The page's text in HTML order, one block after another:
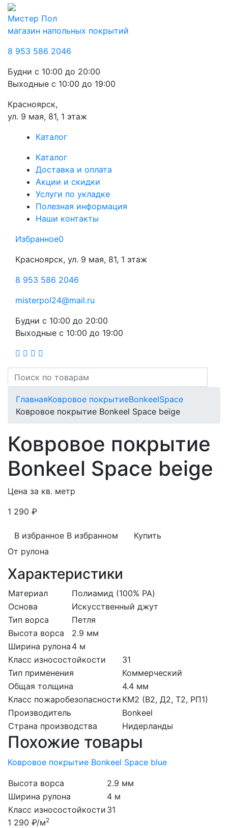
Мистер Пол
магазин напольных покрытий
8 953 586 2046
Будни с 10:00 до 20:00
Выходные с 10:00 до 19:00
Красноярск,
ул. 9 мая, 81, 1 этаж
Каталог
Каталог
Доставка и оплата
Акции и скидки
Услуги по укладке
Полезная информация
Наши контакты
Избранное0
Красноярск, ул. 9 мая, 81, 1 этаж
8 953 586 2046
misterpol24@mail.ru
Будни с 10:00 до 20:00
Выходные с 10:00 до 19:00
ГлавнаяКовровое покрытиеBonkeelSpace
Ковровое покрытие Bonkeel Space beige
Ковровое покрытие
Bonkeel Space beige
Цена за кв. метр
1 290 ₽
В избранное В избранном
Купить
От рулона
Характеристики
Материал
Полиамид (100% PA)
Основа
Искусственный джут
Тип ворса
Петля
Высота ворса
2.9 мм
Ширина рулона 4 м
Класс износостойкости
31
Тип применения
Коммерческий
Общая толщина
4.4 мм
Класс пожаробезопасности КМ2 (В2, Д2, Т2, РП1)
Производитель
Bonkeel
Страна производства
Нидерланды
Похожие товары
Ковровое покрытие Bonkeel Space blue
Высота ворса
2.9 мм
Ширина рулона
4 м
Класс износостойкости 31
1 290 ₽/м2